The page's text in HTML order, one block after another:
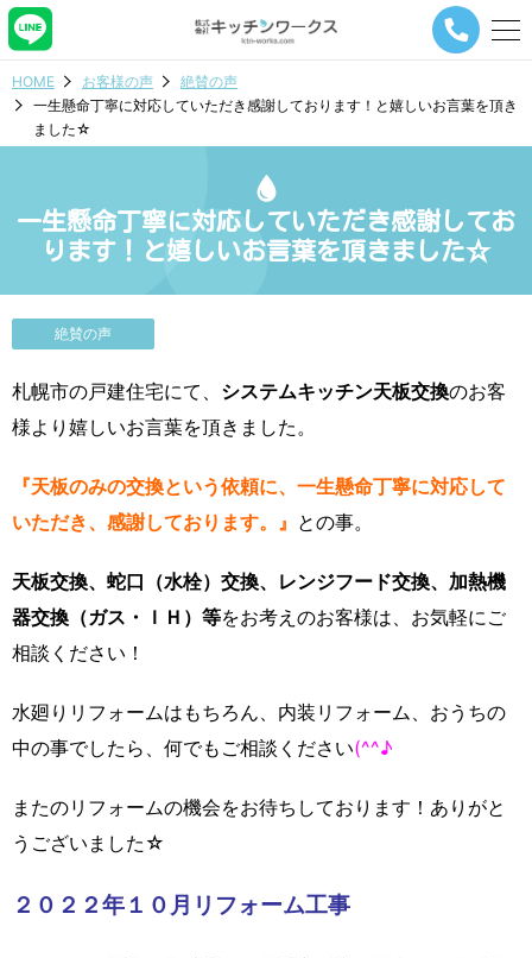
メ
ー
ビ
シ
ョ
タ
HOME お客様の声
絶賛の声
一生懸命丁寧に対応していただき感謝しております！と嬉しいお言葉を頂き
ました☆
一生懸命丁寧に対応していただき感謝してお
ります！と嬉しいお言葉を頂きました☆
絶賛の声
札幌市の戸建住宅にて、 システムキッチン天板交換のお客
様より嬉しいお言葉を頂きました。
『天板のみの交換という依頼に、一生懸命丁寧に対応して
いただき、感謝しております。』 との事。
天板交換、蛇口（水栓）交換、レンジフード交換、加熱機
器交換（ガス・ＩＨ）等をお考えのお客様は、お気軽にご
相談ください！
水廻りリフォームはもちろん、内装リフォーム、おうちの
中の事でしたら、何でもご相談ください(^^♪
またのリフォームの機会をお待ちしております！ありがと
うございました☆
２０２２年１０月リフォーム工事